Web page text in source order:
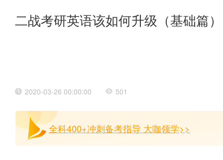
二战考研英语该如何升级（基础篇
2020-03-26 00:00:00 501
全科400+冲刺备考指导 大咖领学>>